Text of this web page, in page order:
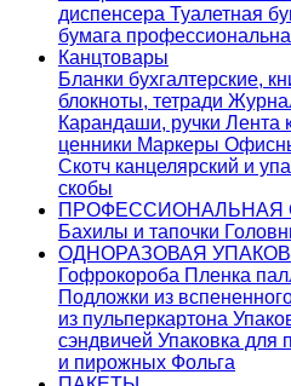
диспенсера Туалетная
бумага
Канцтовары
Бланки бухгалтерские,
блокноты, тетради
Карандаши, ручки Лента
ценники Маркеры
Скотч канцелярский и
скобы
ПРОФЕССИОНАЛЬНАЯ
Бахилы и тапочки
ОДНОРАЗОВАЯ
Гофрокороба Пленка
Подложки из
из пульперкартона
сэндвичей Упаковка для
и пирожных Фольга